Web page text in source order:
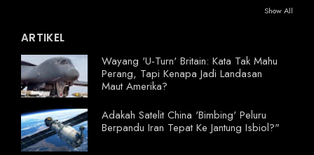
Show All
ARTIKEL
Wayang 'U-Turn' Britain: Kata Tak Mahu
Perang, Tapi Kenapa Jadi Landasan
Maut Amerika?
Adakah Satelit China 'Bimbing' Peluru
Berpandu Iran Tepat Ke Jantung Isbiol?"